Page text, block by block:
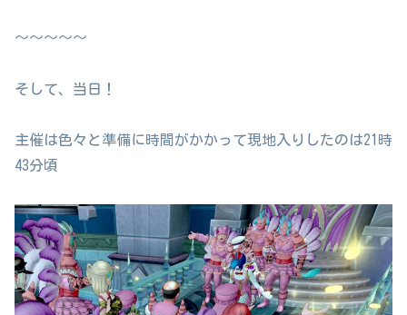
～～～～～
そして、当日！
主催は色々と準備に時間がかかって現地入りしたのは21時
43分頃